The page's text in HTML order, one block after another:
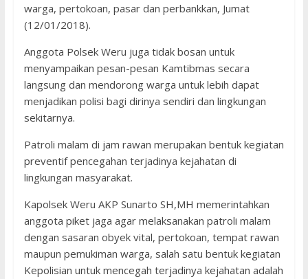
warga, pertokoan, pasar dan perbankkan, Jumat
(12/01/2018).
Anggota Polsek Weru juga tidak bosan untuk
menyampaikan pesan-pesan Kamtibmas secara
langsung dan mendorong warga untuk lebih dapat
menjadikan polisi bagi dirinya sendiri dan lingkungan
sekitarnya.
Patroli malam di jam rawan merupakan bentuk kegiatan
preventif pencegahan terjadinya kejahatan di
lingkungan masyarakat.
Kapolsek Weru AKP Sunarto SH,MH memerintahkan
anggota piket jaga agar melaksanakan patroli malam
dengan sasaran obyek vital, pertokoan, tempat rawan
maupun pemukiman warga, salah satu bentuk kegiatan
Kepolisian untuk mencegah terjadinya kejahatan adalah